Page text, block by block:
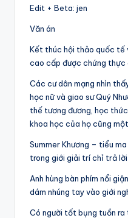
Edit + Beta: jen
Văn án
Kết thúc hội thảo quốc tế
cao cấp được chứng thực
Các cư dân mạng nhìn
học nữ và giao sư Quý
thế tương đương, học
khoa học của họ cũng
Summer Khương – tiểu
trong giới giải trí chỉ trả lời
Anh hùng bàn phím nổi
dám nhúng tay vào giới
Có người tốt bụng tuồn